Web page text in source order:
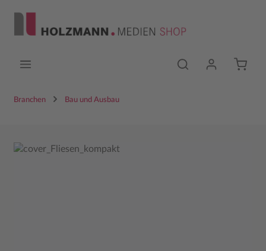
Branchen Bau und Ausbau
Bildergalerie überspringen